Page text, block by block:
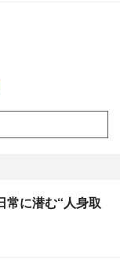
常に潜む“人身取